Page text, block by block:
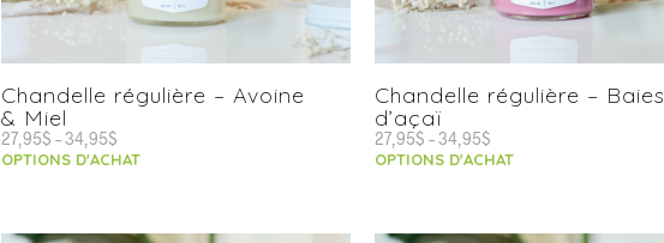
Chandelle régulière – Avoine
& Miel
27,95$ –34,95$
OPTIONS D'ACHAT
Chandelle régulière – Baies
d’açaï
27,95$ –34,95$
OPTIONS D'ACHAT